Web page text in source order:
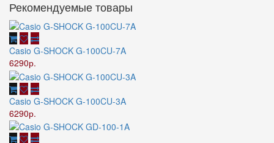
Рекомендуемые товары
Casio G-SHOCK G-100CU-7A
6290р.
Casio G-SHOCK G-100CU-3A
6290р.